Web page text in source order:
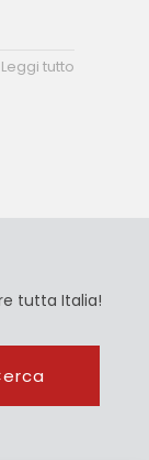
Leggi tutto
tutta Italia!